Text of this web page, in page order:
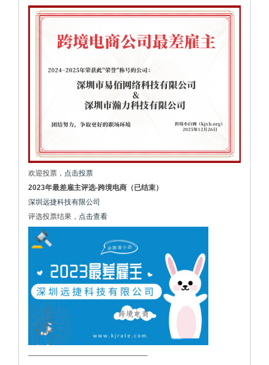
欢迎投票， 点击投票
2023年最差雇主评选-跨境电商（已结束）
深圳远捷科技有限公司
评选投票结果， 点击查看
————————————————–